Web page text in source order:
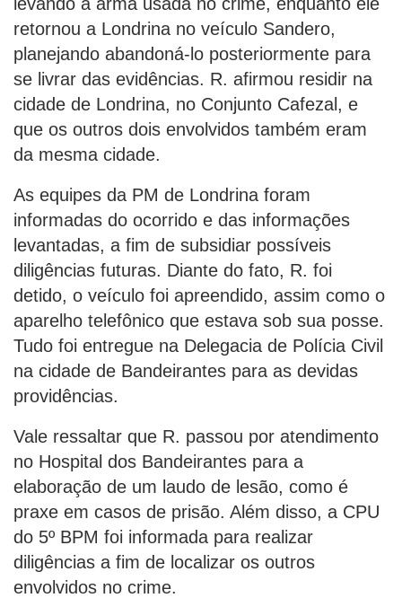
retornou a Londrina no veículo Sandero,
planejando abandoná-lo posteriormente para
se livrar das evidências. R. afirmou residir na
cidade de Londrina, no Conjunto Cafezal, e
que os outros dois envolvidos também eram
da mesma cidade.
As equipes da PM de Londrina foram
informadas do ocorrido e das informações
levantadas, a fim de subsidiar possíveis
diligências futuras. Diante do fato, R. foi
detido, o veículo foi apreendido, assim como o
aparelho telefônico que estava sob sua posse.
Tudo foi entregue na Delegacia de Polícia Civil
na cidade de Bandeirantes para as devidas
providências.
Vale ressaltar que R. passou por atendimento
no Hospital dos Bandeirantes para a
elaboração de um laudo de lesão, como é
praxe em casos de prisão. Além disso, a CPU
do 5º BPM foi informada para realizar
diligências a fim de localizar os outros
envolvidos no crime.